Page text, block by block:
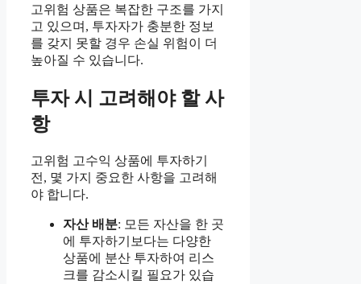
고위험 상품은 복잡한 구조를 가지
고 있으며, 투자자가 충분한 정보
를 갖지 못할 경우 손실 위험이 더
높아질 수 있습니다.
투자 시 고려해야 할 사
항
고위험 고수익 상품에 투자하기
전, 몇 가지 중요한 사항을 고려해
야 합니다.
자산 배분: 모든 자산을 한 곳
에 투자하기보다는 다양한
상품에 분산 투자하여 리스
크를 감소시킬 필요가 있습